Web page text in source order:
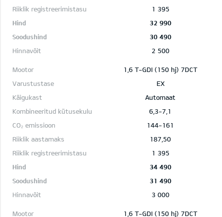
1 395
32 990
30 490
2 500
1,6 T-GDI (150 hj) 7DCT
EX
Automaat
6,3-7,1
144-161
187,50
1 395
34 490
31 490
3 000
1,6 T-GDI (150 hj) 7DCT